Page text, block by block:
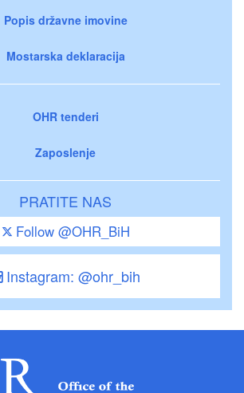
Popis državne imovine
Mostarska deklaracija
OHR tenderi
Zaposlenje
PRATITE NAS
Follow @OHR_BiH
Instagram: @ohr_bih